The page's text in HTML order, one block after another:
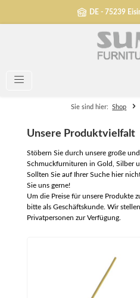
DE - 75239
Sie sind hier: Shop
Unsere Produktvielfalt
Stöbern Sie durch unsere große
Schmuckfurnituren in Gold, Silber
Sollten Sie auf Ihrer Suche hier
Sie uns gerne!
Um die Preise für unsere Produkte
bitte als Geschäftskunde. Wir
Privatpersonen zur Verfügung.